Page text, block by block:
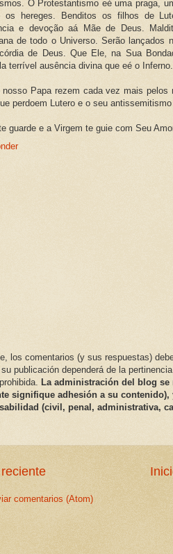
O Protestantismo eé uma praga,
os hereges. Benditos os filhos de
e devoção aá Mãe de Deus.
de todo o Universo. Serão lançados
de Deus. Que Ele, na Sua
terrível ausência divina que eé o Inferno.
nosso Papa rezem cada vez mais
perdoem Lutero e o seu
guarde e a Virgem te guie com Seu
los comentarios (y sus respuestas)
publicación dependerá de la
La administración del blog se
signifique adhesión a su
(civil, penal, administrativa,
comentarios (Atom)